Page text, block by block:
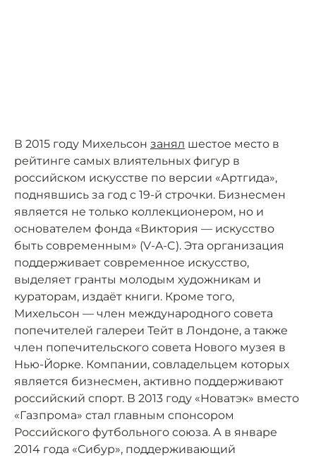
В 2015 году Михельсон занял шестое место в
рейтинге самых влиятельных фигур в
российском искусстве по версии «Артгида»,
поднявшись за год с 19-й строчки. Бизнесмен
является не только коллекционером, но и
основателем фонда «Виктория — искусство
быть современным» (V-A-C). Эта организация
поддерживает современное искусство,
выделяет гранты молодым художникам и
кураторам, издаёт книги. Кроме того,
Михельсон — член международного совета
попечителей галереи Тейт в Лондоне, а также
член попечительского совета Нового музея в
Нью-Йорке. Компании, совладельцем которых
является бизнесмен, активно поддерживают
российский спорт. В 2013 году «Новатэк» вместо
«Газпрома» стал главным спонсором
Российского футбольного союза. А в январе
2014 года «Сибур», поддерживающий